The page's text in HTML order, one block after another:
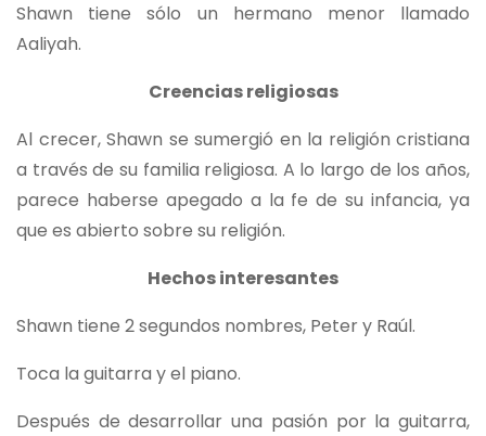
Shawn tiene sólo un hermano menor llamado
Aaliyah.
Creencias religiosas
Al crecer, Shawn se sumergió en la religión cristiana
a través de su familia religiosa. A lo largo de los años,
parece haberse apegado a la fe de su infancia, ya
que es abierto sobre su religión.
Hechos interesantes
Shawn tiene 2 segundos nombres, Peter y Raúl.
Toca la guitarra y el piano.
Después de desarrollar una pasión por la guitarra,